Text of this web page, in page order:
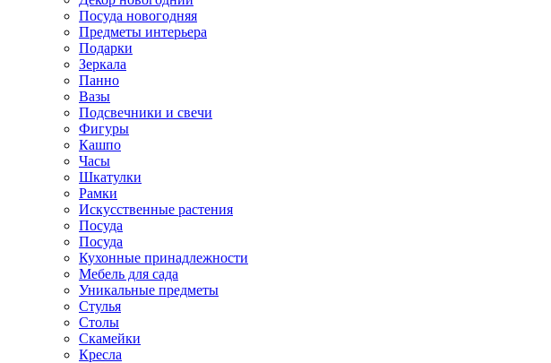
Посуда новогодняя
Предметы интерьера
Подарки
Зеркала
Панно
Вазы
Подсвечники и свечи
Фигуры
Кашпо
Часы
Шкатулки
Рамки
Искусственные растения
Посуда
Посуда
Кухонные принадлежности
Мебель для сада
Уникальные предметы
Стулья
Столы
Скамейки
Кресла